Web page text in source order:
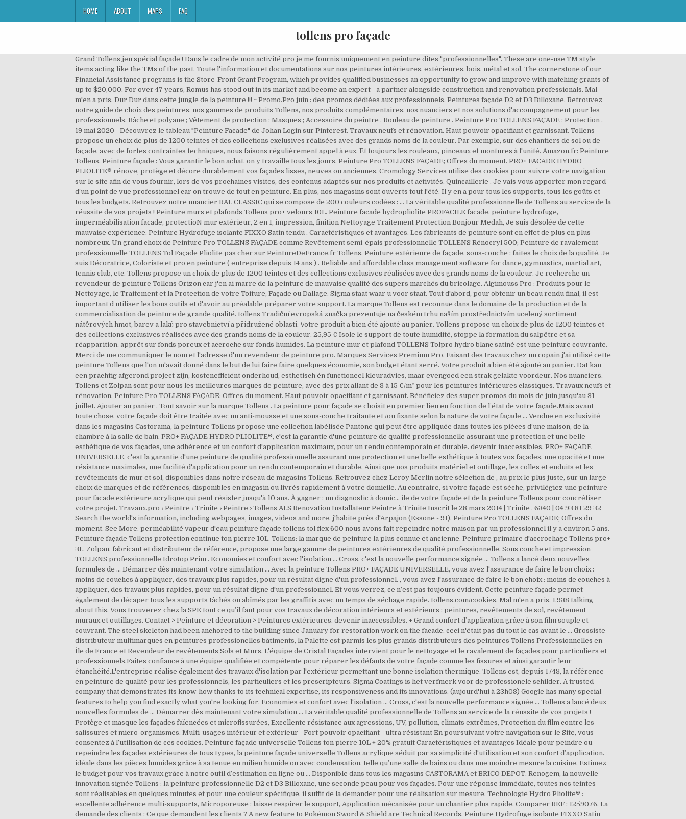
HOME ABOUT MAPS FAQ
tollens pro façade
Grand Tollens jeu spécial façade ! Dans le cadre de mon activité pro je me fournis uniquement en peinture dites "professionnelles". These are one-use TM style items acting like the TMs of the past. Toute l'information et documentations sur nos peintures intérieures, extérieures, bois, métal et sol. The cornerstone of our Financial Assistance programs is the Store-Front Grant Program, which provides qualified businesses an opportunity to grow and improve with matching grants of up to $20,000. For over 47 years, Romus has stood out in its market and become an expert - a partner alongside construction and renovation professionals. Mal m'en a pris. Dur Dur dans cette jungle de la peinture !!! ~ Promo.Pro juin : des promos dédiées aux professionnels. Peintures façade D2 et D3 Billoxane. Retrouvez notre guide de choix des peintures, nos gammes de produits Tollens, nos produits complémentaires, nos nuanciers et nos solutions d'accompagnement pour les professionnels. Bâche et polyane ; Vêtement de protection ; Masques ; Accessoire du peintre . Rouleau de peinture . Peinture Pro TOLLENS FAÇADE ; Protection . 19 mai 2020 - Découvrez le tableau "Peinture Facade" de Johan Login sur Pinterest. Travaux neufs et rénovation. Haut pouvoir opacifiant et garnissant. Tollens propose un choix de plus de 1200 teintes et des collections exclusives réalisées avec des grands noms de la couleur. Par exemple, sur des chantiers de sol ou de façade, avec de fortes contraintes techniques, nous faisons régulièrement appel à eux. Et toujours les rouleaux, pinceaux et montures à l'unité. Amazon.fr: Peinture Tollens. Peinture façade : Vous garantir le bon achat, on y travaille tous les jours. Peinture Pro TOLLENS FAÇADE; Offres du moment. PRO+ FACADE HYDRO PLIOLITE® rénove, protège et décore durablement vos façades lisses, neuves ou anciennes. Cromology Services utilise des cookies pour suivre votre navigation sur le site afin de vous fournir, lors de vos prochaines visites, des contenus adaptés sur nos produits et activités. Quincaillerie . Je vais vous apporter mon regard d’un point de vue professionnel car on trouve de tout en peinture. En plus, nos magasins sont ouverts tout l'été. Il y en a pour tous les supports, tous les goûts et tous les budgets. Retrouvez notre nuancier RAL CLASSIC qui se compose de 200 couleurs codées : … La véritable qualité professionnelle de Tollens au service de la réussite de vos projets ! Peinture murs et plafonds Tollens pro+ velours 10L. Peinture facade hydropliolite PROFACILE facade, peinture hydrofuge, imperméabilisation facade, protectioN mur extérieur, 2 en 1, impression, finition Nettoyage Traitement Protection Bonjour Medah, Je suis désolée de cette mauvaise expérience. Peinture Hydrofuge isolante FIXXO Satin tendu . Caractéristiques et avantages. Les fabricants de peinture sont en effet de plus en plus nombreux. Un grand choix de Peinture Pro TOLLENS FAÇADE comme Revêtement semi-épais professionnelle TOLLENS Rénocryl 500; Peinture de ravalement professionnelle TOLLENS Tol Façade Pliolite pas cher sur PeintureDeFrance.fr Tollens. Peinture extérieure de façade, sous-couche : faites le choix de la qualité. Je suis Décoratrice, Coloriste et pro en peinture ( entreprise depuis 14 ans ) . Reliable and affordable class management software for dance, gymnastics, martial art, tennis club, etc. Tollens propose un choix de plus de 1200 teintes et des collections exclusives réalisées avec des grands noms de la couleur. Je recherche un revendeur de peinture Tollens Orizon car j'en ai marre de la peinture de mauvaise qualité des supers marchés du bricolage. Algimouss Pro : Produits pour le Nettoyage, le Traitement et la Protection de votre Toiture, Façade ou Dallage. Sigma staat waar u voor staat. Tout d'abord, pour obtenir un beau rendu final, il est important d utiliser les bons outils et d'avoir au préalable préparer votre support. La marque Tollens est reconnue dans le domaine de la production et de la commercialisation de peinture de grande qualité. tollens Tradiční evropská značka prezentuje na českém trhu naším prostřednictvím ucelený sortiment nátěrových hmot, barev a laků pro stavebnictví a přidružené oblasti. Votre produit a bien été ajouté au panier. Tollens propose un choix de plus de 1200 teintes et des collections exclusives réalisées avec des grands noms de la couleur. 25,95 € Isole le support de toute humidité, stoppe la formation du salpêtre et sa réapparition, apprêt sur fonds poreux et accroche sur fonds humides. La peinture mur et plafond TOLLENS Tolpro hydro blanc satiné est une peinture couvrante. Merci de me communiquer le nom et l'adresse d'un revendeur de peinture pro. Marques Services Premium Pro. Faisant des travaux chez un copain j'ai utilisé cette peinture Tollens que l'on m'avait donné dans le but de lui faire faire quelques économie, son budget étant serré. Votre produit a bien été ajouté au panier. Dat kan een prachtig afgerond project zijn, kostenefficiënt onderhoud, esthetisch én functioneel kleuradvies, maar evengoed een strak gelakte voordeur. Nos nuanciers. Tollens et Zolpan sont pour nous les meilleures marques de peinture, avec des prix allant de 8 à 15 €/m² pour les peintures intérieures classiques. Travaux neufs et rénovation. Peinture Pro TOLLENS FAÇADE; Offres du moment. Haut pouvoir opacifiant et garnissant. Bénéficiez des super promos du mois de juin jusqu'au 31 juillet. Ajouter au panier . Tout savoir sur la marque Tollens . La peinture pour façade se choisit en premier lieu en fonction de l’état de votre façade.Mais avant toute chose, votre façade doit être traitée avec un anti-mousse et une sous-couche traitante et /ou fixante selon la nature de votre façade … Vendue en exclusivité dans les magasins Castorama, la peinture Tollens propose une collection labélisée Pantone qui peut être appliquée dans toutes les pièces d’une maison, de la chambre à la salle de bain. PRO+ FAÇADE HYDRO PLIOLITE®, c'est la garantie d'une peinture de qualité professionnelle assurant une protection et une belle esthétique de vos façades, une adhérence et un confort d'application maximaux, pour un rendu contemporain et durable. devenir inaccessibles. PRO+ FAÇADE UNIVERSELLE, c'est la garantie d'une peinture de qualité professionnelle assurant une protection et une belle esthétique à toutes vos façades, une opacité et une résistance maximales, une facilité d'application pour un rendu contemporain et durable. Ainsi que nos produits matériel et outillage, les colles et enduits et les revêtements de mur et sol, disponibles dans notre réseau de magasins Tollens. Retrouvez chez Leroy Merlin notre sélection de , au prix le plus juste, sur un large choix de marques et de références, disponibles en magasin ou livrés rapidement à votre domicile. Au contraire, si votre façade est sèche, privilégiez une peinture pour facade extérieure acrylique qui peut résister jusqu'à 10 ans. À gagner : un diagnostic à domic... ile de votre façade et de la peinture Tollens pour concrétiser votre projet. Travaux.pro › Peintre › Trinite › Peintre › Tollens ALS Renovation Installateur Peintre à Trinite Inscrit le 28 mars 2014 | Trinite , 6340 | 04 93 81 29 32 Search the world's information, including webpages, images, videos and more. j'habite près d'Arpajon (Essone - 91). Peinture Pro TOLLENS FAÇADE; Offres du moment. See More. perméabilité vapeur d'eau peinture façade tollens tol flex 600 nous avons fait repeindre notre maison par un professionnel il y a environ 5 ans. Peinture façade Tollens protection continue ton pierre 10L. Tollens: la marque de peinture la plus connue et ancienne. Peinture primaire d'accrochage Tollens pro+ 3L. Zolpan, fabricant et distributeur de référence, propose une large gamme de peintures extérieures de qualité professionnelle. Sous couche et impression TOLLENS professionnelle Idrotop Prim . Economies et confort avec l'isolation ... Cross, c'est la nouvelle performance signée ... Tollens a lancé deux nouvelles formules de ... Démarrer dès maintenant votre simulation ... Avec la peinture Tollens PRO+ FAÇADE UNIVERSELLE, vous avez l'assurance de faire le bon choix : moins de couches à appliquer, des travaux plus rapides, pour un résultat digne d'un professionnel. , vous avez l'assurance de faire le bon choix : moins de couches à appliquer, des travaux plus rapides, pour un résultat digne d'un professionnel. Et vous verrez, ce n’est pas toujours évident. Cette peinture façade permet également de décaper tous les supports tâchés ou abîmés par les graffitis avec un temps de séchage rapide. tollens.com/cookies. Mal m'en a pris. 1,938 talking about this. Vous trouverez chez la SPE tout ce qu’il faut pour vos travaux de décoration intérieurs et extérieurs : peintures, revêtements de sol, revêtement muraux et outillages. Contact > Peinture et décoration > Peintures extérieures. devenir inaccessibles. + Grand confort d’application grâce à son film souple et couvrant. The steel skeleton had been anchored to the building since January for restoration work on the facade. ceci n'était pas du tout le cas avant le … Grossiste distributeur multimarques en peintures professionelles bâtiments, la Palette est parmis les plus grands distributeurs des peintures Tollens Professionnelles en Île de France et Revendeur de revêtements Sols et Murs. L'équipe de Cristal Façades intervient pour le nettoyage et le ravalement de façades pour particuliers et professionnels.Faites confiance à une équipe qualifiée et compétente pour réparer les défauts de votre façade comme les fissures et ainsi garantir leur étanchéité.L'entreprise réalise également des travaux d'isolation par l'extérieur permettant une bonne isolation thermique. Tollens est, depuis 1748, la référence en peinture de qualité pour les professionnels, les particuliers et les prescripteurs. Sigma Coatings is het verfmerk voor de professionele schilder. A trusted company that demonstrates its know-how thanks to its